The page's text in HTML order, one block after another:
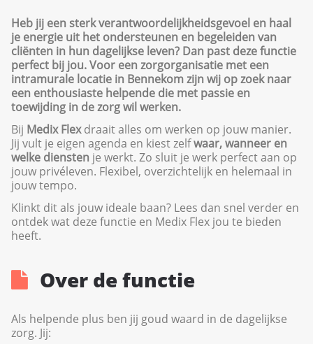
Heb jij een sterk verantwoordelijkheidsgevoel en haal
je energie uit het ondersteunen en begeleiden van
cliënten in hun dagelijkse leven? Dan past deze functie
perfect bij jou. Voor een zorgorganisatie met een
intramurale locatie in Bennekom zijn wij op zoek naar
een enthousiaste helpende die met passie en
toewijding in de zorg wil werken.
Bij Medix Flex draait alles om werken op jouw manier.
Jij vult je eigen agenda en kiest zelfwaar, wanneer en
welke diensten je werkt. Zo sluit je werk perfect aan op
jouw privéleven. Flexibel, overzichtelijk en helemaal in
jouw tempo.
Klinkt dit als jouw ideale baan? Lees dan snel verder en
ontdek wat deze functie en Medix Flex jou te bieden
heeft.
Over de functie
Als helpende plus ben jij goud waard in de dagelijkse
zorg. Jij: